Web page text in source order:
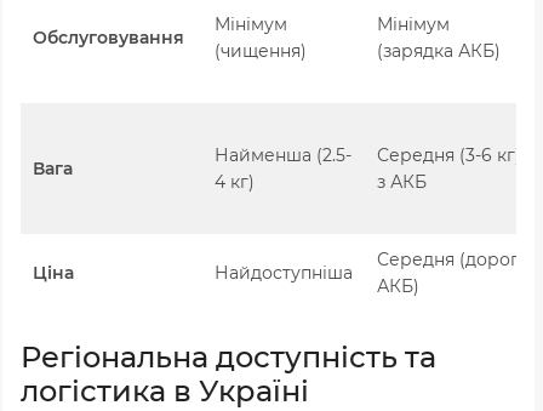
Обслуговування
Мінімум
(чищення)
Мінімум
(зарядка АКБ)
Вага
Найменша (2.5-
4 кг)
Середня (3-6 кг)
з АКБ
Ціна Найдоступніша
Середня (дорогі
АКБ)
Регіональна доступність та
логістика в Україні